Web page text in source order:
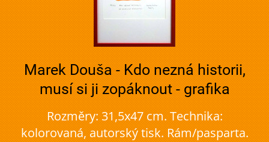
Marek Douša - Kdo nezná historii,
musí si ji zopáknout - grafika
Rozměry: 31,5x47 cm. Technika:
kolorovaná, autorský tisk. Rám/pasparta.